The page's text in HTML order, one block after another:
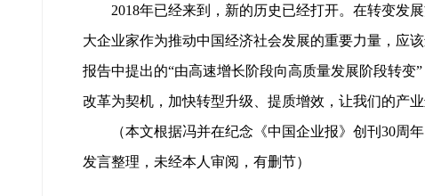
2018年已经来到，新的历史已经打开。在转变发展
大企业家作为推动中国经济社会发展的重要力量，应
报告中提出的“由高速增长阶段向高质量发展阶段转
改革为契机，加快转型升级、提质增效，让我们的产业
（本文根据冯并在纪念《中国企业报》创刊30周年
发言整理，未经本人审阅，有删节）